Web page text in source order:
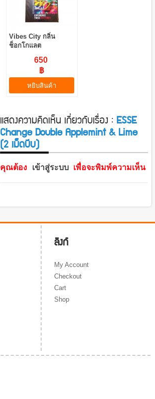
Vibes City กลิ่น
ช็อกโกแลต
650
฿
หยิบสินค้า
แสดงความคิดเห็น เกี่ยวกับเรื่อง : ESSE
Change Double Applemint & Lime
(2 เม็ดบีบ)
คุณต้อง เข้าสู่ระบบ เพื่อจะพิมพ์ความเห็น
ลิงก์
My Account
Checkout
Cart
Shop